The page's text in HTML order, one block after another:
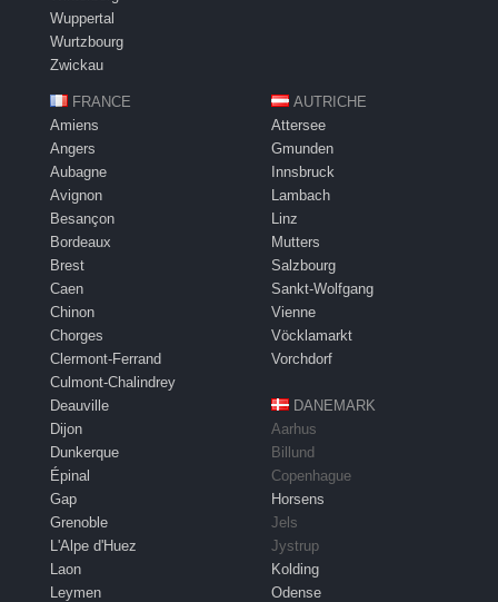
Wuppertal
Wurtzbourg
Zwickau
FRANCE
Amiens
Angers
Aubagne
Avignon
Besançon
Bordeaux
Brest
Caen
Chinon
Chorges
Clermont-Ferrand
Culmont-Chalindrey
Deauville
Dijon
Dunkerque
Épinal
Gap
Grenoble
L'Alpe d'Huez
Laon
Leymen
AUTRICHE
Attersee
Gmunden
Innsbruck
Lambach
Linz
Mutters
Salzbourg
Sankt-Wolfgang
Vienne
Vöcklamarkt
Vorchdorf
DANEMARK
Aarhus
Billund
Copenhague
Horsens
Jels
Jystrup
Kolding
Odense